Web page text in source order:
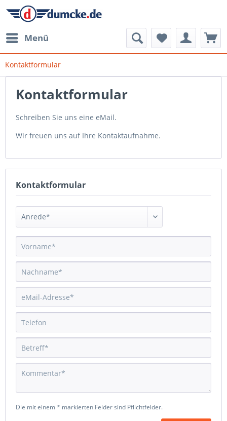
Menü
Kontaktformular
Kontaktformular
Schreiben Sie uns eine eMail.
Wir freuen uns auf Ihre Kontaktaufnahme.
Kontaktformular
Die mit einem * markierten Felder sind Pflichtfelder.